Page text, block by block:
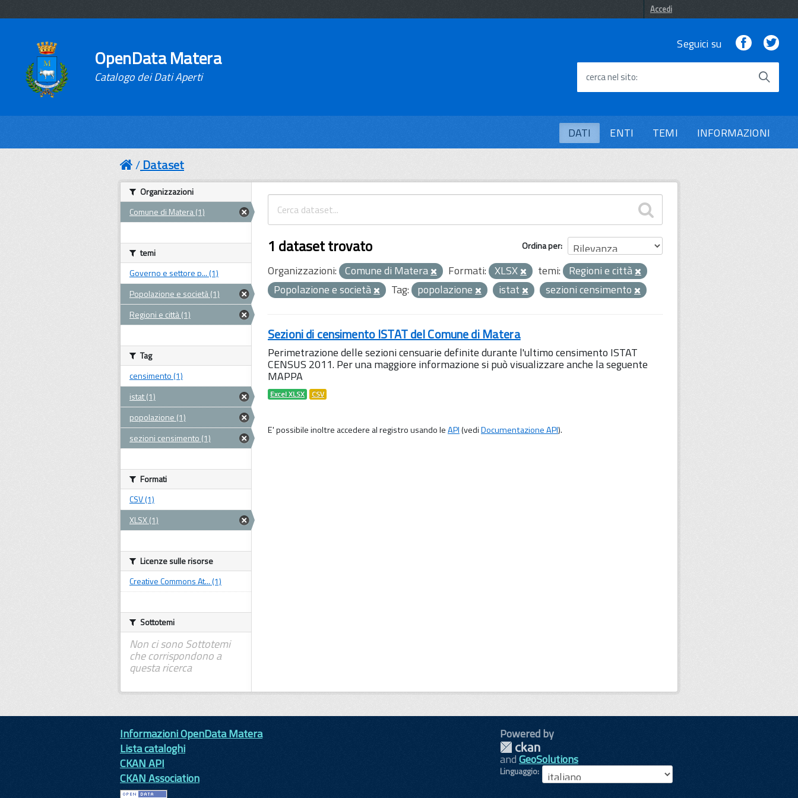
Accedi
OpenData Matera
Catalogo dei Dati Aperti
Seguici su Facebook
cerca nel sito
DATI ENTI TEMI INFORMAZIONI
Dataset
Ordina per
1 dataset trovato
Organizzazioni: Comune di Matera Formati: XLSX temi: Regioni e città
Popolazione e società
Tag: popolazione istat sezioni censimento
Sezioni di censimento ISTAT del Comune di Matera
Perimetrazione delle sezioni censuarie definite durante l'ultimo censimento ISTAT
CENSUS 2011. Per una maggiore informazione si può visualizzare anche la seguente
MAPPA
Excel XLSX CSV
E' possibile inoltre accedere al registro usando leAPI(vediDocumentazione API).
Organizzazioni
Comune di Matera (1)
temi
Governo e settore p... (1)
Popolazione e società (1)
Regioni e città (1)
Tag
censimento (1)
istat (1)
popolazione (1)
sezioni censimento (1)
Formati
CSV (1)
XLSX (1)
Licenze sulle risorse
Creative Commons At... (1)
Sottotemi
Non ci sono Sottotemi
che corrispondono a
questa ricerca
Informazioni OpenData Matera
Lista cataloghi
CKAN API
CKAN Association
Powered by
andGeoSolutions
Linguaggio